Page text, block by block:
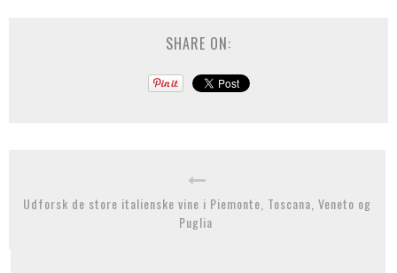
SHARE ON:
Udforsk de store italienske vine i Piemonte, Toscana, Veneto og
Puglia